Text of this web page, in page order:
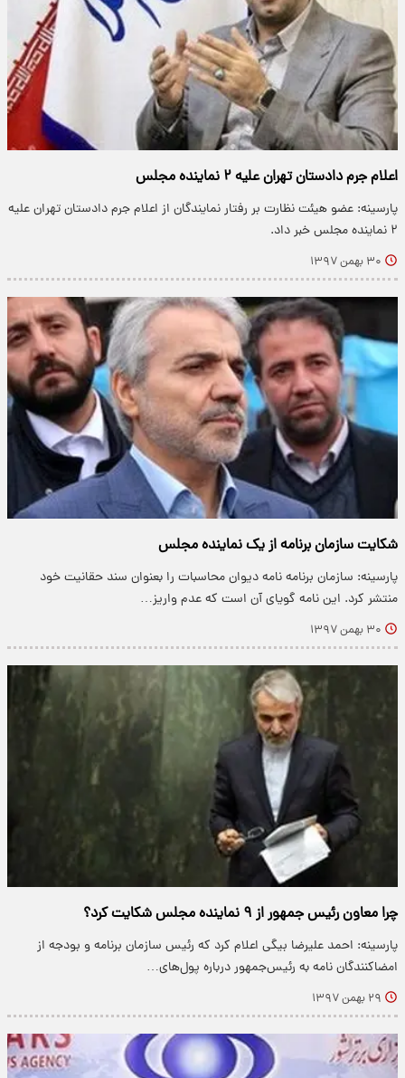
اعلام جرم دادستان تهران علیه ۲ نماینده مجلس
پارسینه: عضو هیئت نظارت بر رفتار نمایندگان از اعلام جرم دادستان تهران علیه
۲ نماینده مجلس خبر داد.
۳۰ بهمن ۱۳۹۷
شکایت سازمان برنامه از یک نماینده مجلس
پارسینه: سازمان برنامه نامه دیوان محاسبات را بعنوان سند حقانیت خود
منتشر کرد. این نامه گویای آن است که عدم واریز…
۳۰ بهمن ۱۳۹۷
چرا معاون رئیس جمهور از ۹ نماینده مجلس شکایت کرد؟
پارسینه: احمد علیرضا بیگی اعلام کرد که رئیس سازمان برنامه و بودجه از
امضاکنندگان نامه به رئیس‌جمهور درباره پول‌های…
۲۹ بهمن ۱۳۹۷